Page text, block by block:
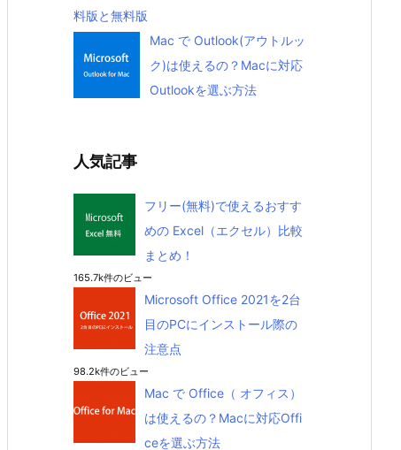
料版と無料版
Mac で Outlook(アウトルッ
ク)は使えるの？Macに対応
Outlookを選ぶ方法
人気記事
フリー(無料)で使えるおすす
めの Excel（エクセル）比較
まとめ！
165.7k件のビュー
Microsoft Office 2021を2台
目のPCにインストール際の
注意点
98.2k件のビュー
Mac で Office（ オフィス）
は使えるの？Macに対応Offi
ceを選ぶ方法